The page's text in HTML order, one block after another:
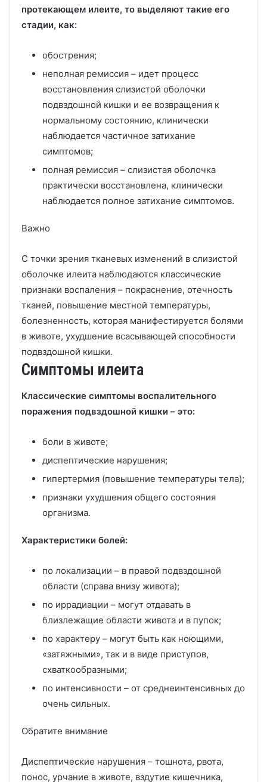
протекающем илеите, то выделяют такие его
стадии, как:
обострения;
неполная ремиссия – идет процесс
восстановления слизистой оболочки
подвздошной кишки и ее возвращения к
нормальному состоянию, клинически
наблюдается частичное затихание
симптомов;
полная ремиссия – слизистая оболочка
практически восстановлена, клинически
наблюдается полное затихание симптомов.
Важно
С точки зрения тканевых изменений в слизистой
оболочке илеита наблюдаются классические
признаки воспаления – покраснение, отечность
тканей, повышение местной температуры,
болезненность, которая манифестируется болями
в животе, ухудшение всасывающей способности
подвздошной кишки.
Симптомы илеита
Классические симптомы воспалительного
поражения подвздошной кишки – это:
боли в животе;
диспептические нарушения;
гипертермия (повышение температуры тела);
признаки ухудшения общего состояния
организма.
Характеристики болей:
по локализации – в правой подвздошной
области (справа внизу живота);
по иррадиации – могут отдавать в
близлежащие области живота и в пупок;
по характеру – могут быть как ноющими,
«затяжными», так и в виде приступов,
схваткообразными;
по интенсивности – от среднеинтенсивных до
очень сильных.
Обратите внимание
Диспептические нарушения – тошнота, рвота,
понос, урчание в животе, вздутие кишечника,